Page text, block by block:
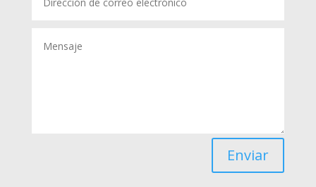
Enviar